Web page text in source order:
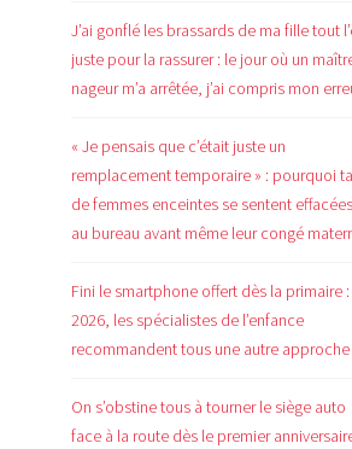
J’ai gonflé les brassards de ma fille tout
juste pour la rassurer : le jour où un
nageur m’a arrêtée, j’ai compris mon
« Je pensais que c’était juste un
remplacement temporaire » : pourquoi
de femmes enceintes se sentent effacées
au bureau avant même leur congé
Fini le smartphone offert dès la primaire :
2026, les spécialistes de l’enfance
recommandent tous une autre approche
On s’obstine tous à tourner le siège auto
face à la route dès le premier